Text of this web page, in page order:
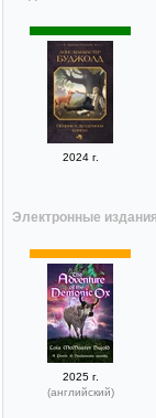
2024 г.
Электронные
2025 г.
(английский)